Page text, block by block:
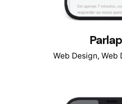
Web Design Web